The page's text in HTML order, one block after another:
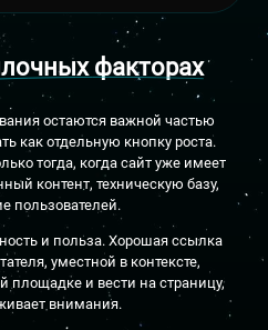
факторах
остаются важной частью
как отдельную кнопку роста.
тогда, когда сайт уже имеет
контент, техническую базу,
пользователей.
и польза. Хорошая ссылка
уместной в контексте,
площадке и вести на страницу,
внимания.